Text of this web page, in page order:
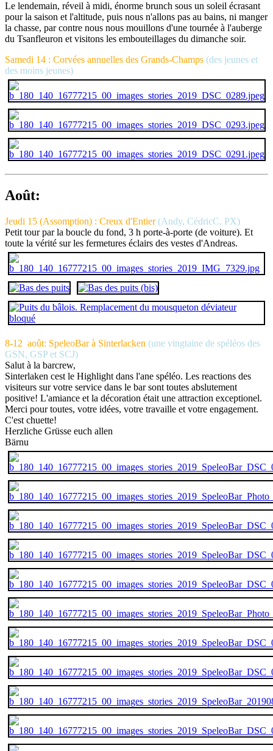
Le lendemain, réveil à midi, énorme brunch sous un soleil écrasant
pour la saison et l'altitude, puis nous n'allons pas au bains, ni manger
la chasse, par contre nous nous mouillons d'une tournée à l'auberge
du Tsanfleuron et visitons les embouteillages du dimanche soir.
Samedi 14 : Corvées annuelles des Grands-Champs (des jeunes et
des moins jeunes)
Août:
Jeudi 15 (Assomption) : Creux d'Entier (Andy, CédricC, PX)
Petit tour par la boucle du fond, 3 h porte-à-porte (de voiture). Et
toute la vérité sur les fermetures éclairs des vestes d'Andreas.
8-12 août: SpeleoBar à Sinterlacken (une vingtaine de spéléos des
GSN, GSP et SCJ)
Salut à la barcrew,
Sinterlaken cest le Highlight dans l'ane spéléo. Les reactions des
visiteurs sur votre service dans le bar sont toutes abslutement
positive! L'amiance et la décoration était une attraction exceptionel.
Merci pour toutes, votre idées, votre travaille et votre engagement.
C'est chuette!
Herzliche Grüsse euch allen
Bärnu